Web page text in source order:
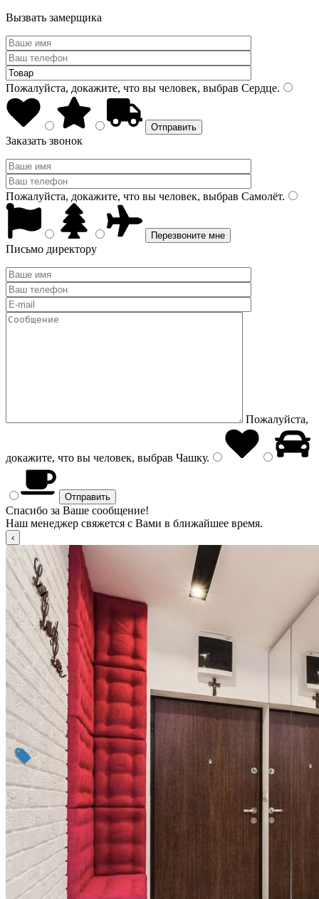
Вызвать замерщика
Пожалуйста, докажите, что вы человек, выбрав Сердце.
Заказать звонок
Пожалуйста, докажите, что вы человек, выбрав Самолёт.
Письмо директору
Пожалуйста,
докажите, что вы человек, выбрав Чашку.
Спасибо за Ваше сообщение!
Наш менеджер свяжется с Вами в ближайшее время.